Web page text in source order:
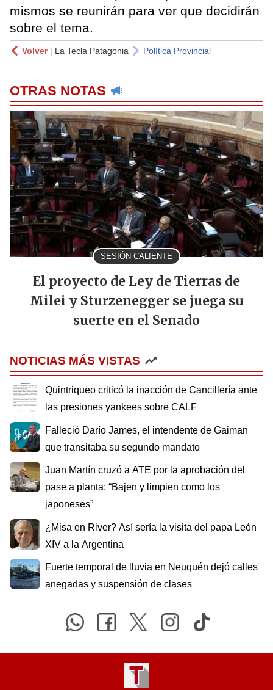
mismos se reunirán para ver que decidirán
sobre el tema.
Volver| La Tecla Patagonia Política Provincial
OTRAS NOTAS
SESIÓN CALIENTE
El proyecto de Ley de Tierras de
Milei y Sturzenegger se juega su
suerte en el Senado
NOTICIAS MÁS VISTAS
Quintriqueo criticó la inacción de Cancillería ante
las presiones yankees sobre CALF
Falleció Darío James, el intendente de Gaiman
que transitaba su segundo mandato
Juan Martín cruzó a ATE por la aprobación del
pase a planta: “Bajen y limpien como los
japoneses”
¿Misa en River? Así sería la visita del papa León
XIV a la Argentina
Fuerte temporal de lluvia en Neuquén dejó calles
anegadas y suspensión de clases